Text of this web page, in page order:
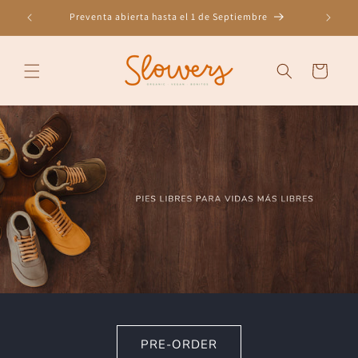
directamente
al contenido
Preventa abierta hasta el 1 de Septiembre
Carrito
PRE-ORDER